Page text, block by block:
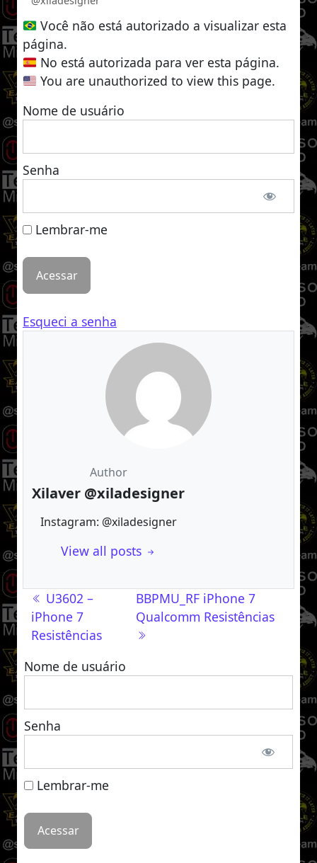
Você não está autorizado a visualizar esta
página.
No está autorizada para ver esta página.
You are unauthorized to view this page.
Nome de usuário
Senha
Lembrar-me
Esqueci a senha
Author
Xilaver @xiladesigner
Instagram: @xiladesigner
View all posts
Navegação de post
U3602 –
iPhone 7
Resistências
BBPMU_RF iPhone 7
Qualcomm Resistências
Nome de usuário
Senha
Lembrar-me